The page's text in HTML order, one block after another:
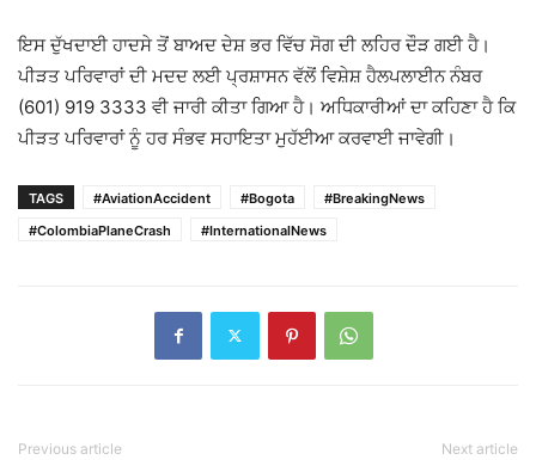
ਇਸ ਦੁੱਖਦਾਈ ਹਾਦਸੇ ਤੋਂ ਬਾਅਦ ਦੇਸ਼ ਭਰ ਵਿੱਚ ਸੋਗ ਦੀ ਲਹਿਰ ਦੌੜ ਗਈ ਹੈ।
ਪੀੜਤ ਪਰਿਵਾਰਾਂ ਦੀ ਮਦਦ ਲਈ ਪ੍ਰਸ਼ਾਸਨ ਵੱਲੋਂ ਵਿਸ਼ੇਸ਼ ਹੈਲਪਲਾਈਨ ਨੰਬਰ
(601) 919 3333 ਵੀ ਜਾਰੀ ਕੀਤਾ ਗਿਆ ਹੈ। ਅਧਿਕਾਰੀਆਂ ਦਾ ਕਹਿਣਾ ਹੈ ਕਿ
ਪੀੜਤ ਪਰਿਵਾਰਾਂ ਨੂੰ ਹਰ ਸੰਭਵ ਸਹਾਇਤਾ ਮੁਹੱਈਆ ਕਰਵਾਈ ਜਾਵੇਗੀ।
TAGS #AviationAccident #Bogota
#BreakingNews
#ColombiaPlaneCrash
#InternationalNews
Previous article Next article